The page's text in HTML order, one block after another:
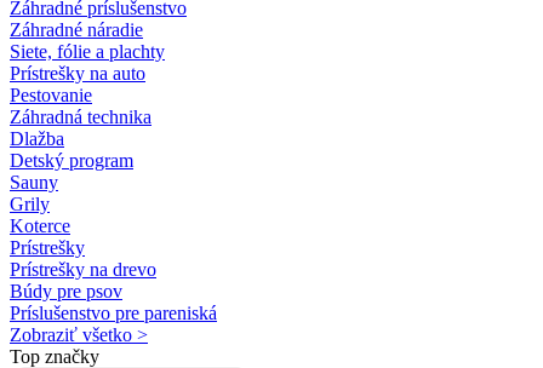
Záhradné príslušenstvo
Záhradné náradie
Siete, fólie a plachty
Prístrešky na auto
Pestovanie
Záhradná technika
Dlažba
Detský program
Sauny
Grily
Koterce
Prístrešky
Prístrešky na drevo
Búdy pre psov
Príslušenstvo pre pareniská
Zobraziť všetko >
Top značky